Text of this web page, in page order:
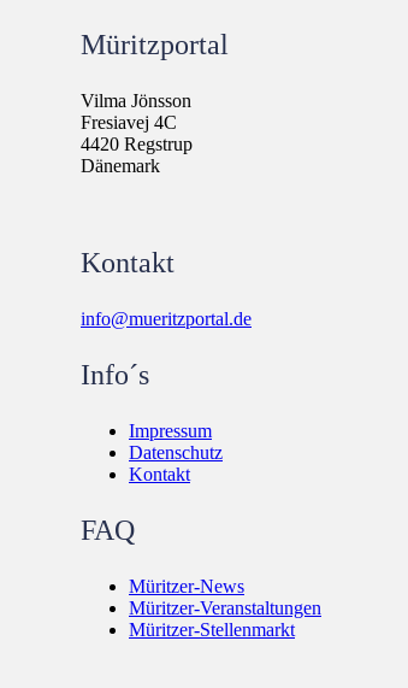
Müritzportal
Vilma Jönsson
Fresiavej 4C
4420 Regstrup
Dänemark
Kontakt
info@mueritzportal.de
Info´s
Impressum
Datenschutz
Kontakt
FAQ
Müritzer-News
Müritzer-Veranstaltungen
Müritzer-Stellenmarkt